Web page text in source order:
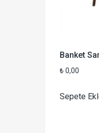
Banket
₺ 0,00
Sepete